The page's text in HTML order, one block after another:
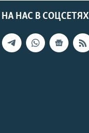
НАС В СОЦСЕТЯХ